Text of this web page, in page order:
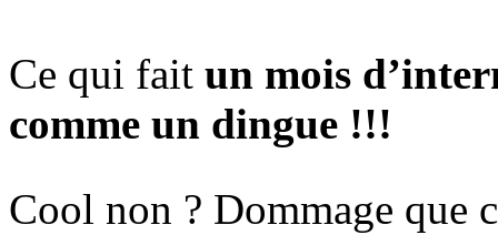
Ce qui fait un mois
comme un dingue !!!
Cool non ? Dommage que